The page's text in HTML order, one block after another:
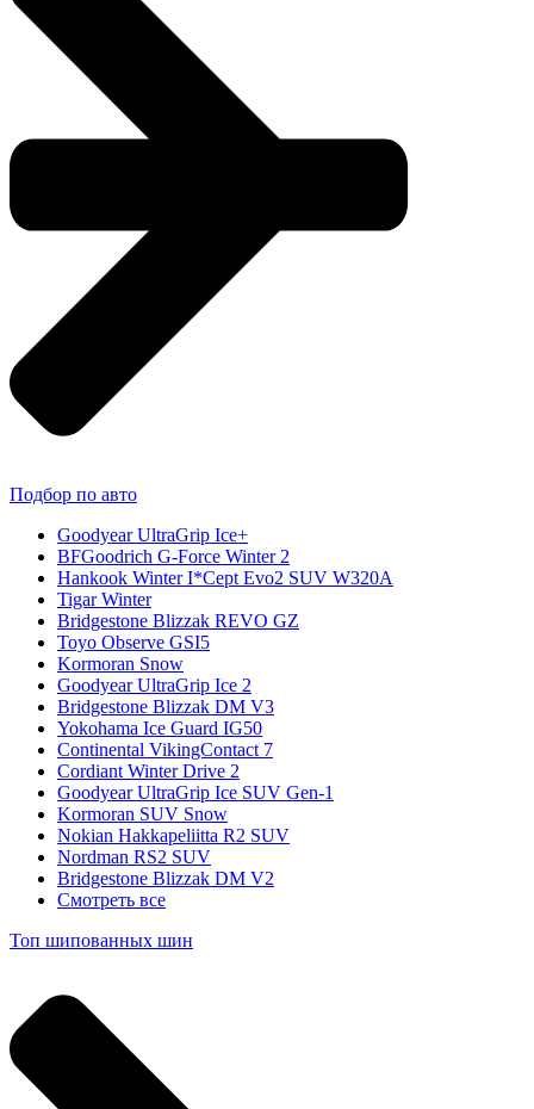
Подбор по авто
Goodyear UltraGrip Ice+
BFGoodrich G-Force Winter 2
Hankook Winter I*Cept Evo2 SUV W320A
Tigar Winter
Bridgestone Blizzak REVO GZ
Toyo Observe GSI5
Kormoran Snow
Goodyear UltraGrip Ice 2
Bridgestone Blizzak DM V3
Yokohama Ice Guard IG50
Continental VikingContact 7
Cordiant Winter Drive 2
Goodyear UltraGrip Ice SUV Gen-1
Kormoran SUV Snow
Nokian Hakkapeliitta R2 SUV
Nordman RS2 SUV
Bridgestone Blizzak DM V2
Смотреть все
Топ шипованных шин